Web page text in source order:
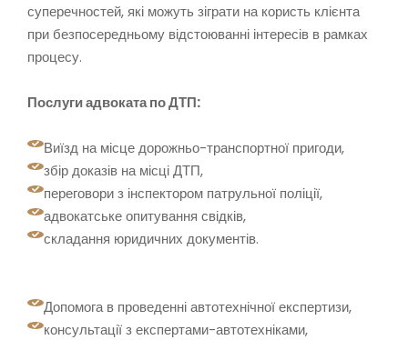
суперечностей, які можуть зіграти на користь клієнта
при безпосередньому відстоюванні інтересів в рамках
процесу.
Послуги адвоката по ДТП:
Виїзд на місце дорожньо-транспортної пригоди,
збір доказів на місці ДТП,
переговори з інспектором патрульної поліції,
адвокатське опитування свідків,
складання юридичних документів.
Допомога в проведенні автотехнічної експертизи,
консультації з експертами-автотехніками,